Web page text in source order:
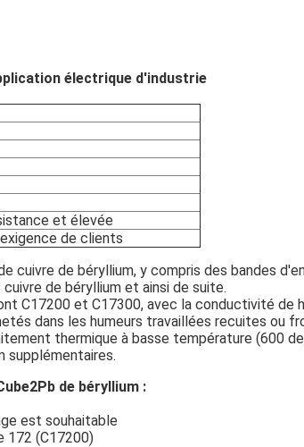
électrique d'industrie
et élevée
de clients
cuivre de béryllium, y compris des bandes
de béryllium et ainsi de suite.
C17200 et C17300, avec la conductivité de
dans les humeurs travaillées recuites ou
thermique à basse température (600
supplémentaires.
de béryllium :
est souhaitable
172 (C17200)